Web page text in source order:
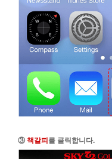
③ 책갈피 를 클릭합니다.